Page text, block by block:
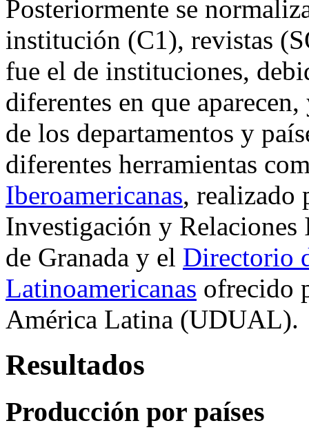
Posteriormente se
institución (C1), revistas
fue el de instituciones,
diferentes en que
de los departamentos y
diferentes herramientas
Iberoamericanas, realizado
Investigación y
de Granada y el Directorio
Latinoamericanas ofrecido
América Latina (UDUAL).
Resultados
Producción por países